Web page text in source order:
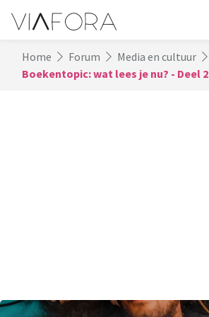
Home Forum
Media en cultuur
Boekentopic: wat lees je nu? - Deel 2